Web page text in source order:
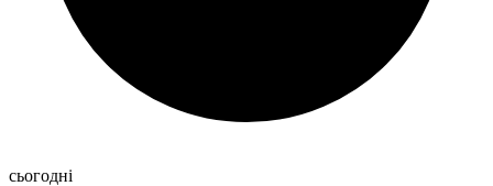
сьогодні